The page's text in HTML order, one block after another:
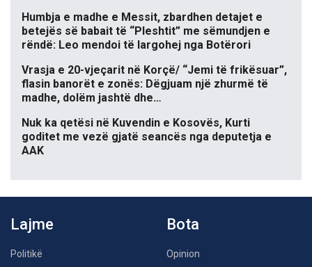
Humbja e madhe e Messit, zbardhen detajet e
betejës së babait të “Pleshtit” me sëmundjen e
rëndë: Leo mendoi të largohej nga Botërori
Vrasja e 20-vjeçarit në Korçë/ “Jemi të frikësuar”,
flasin banorët e zonës: Dëgjuam një zhurmë të
madhe, dolëm jashtë dhe…
Nuk ka qetësi në Kuvendin e Kosovës, Kurti
goditet me vezë gjatë seancës nga deputetja e
AAK
Lajme
Politikë
Bota
Opinion